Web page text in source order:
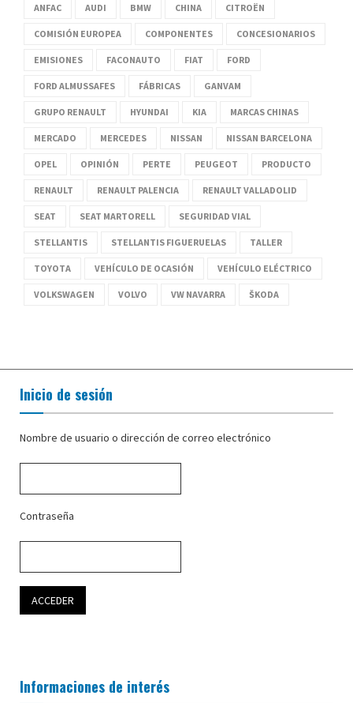
ANFAC AUDI BMW CHINA CITROËN
COMISIÓN EUROPEA COMPONENTES CONCESIONARIOS
EMISIONES FACONAUTO FIAT FORD
FORD ALMUSSAFES FÁBRICAS GANVAM
GRUPO RENAULT HYUNDAI KIA MARCAS CHINAS
MERCADO MERCEDES NISSAN NISSAN BARCELONA
OPEL OPINIÓN PERTE PEUGEOT PRODUCTO
RENAULT RENAULT PALENCIA RENAULT VALLADOLID
SEAT SEAT MARTORELL SEGURIDAD VIAL
STELLANTIS STELLANTIS FIGUERUELAS TALLER
TOYOTA VEHÍCULO DE OCASIÓN VEHÍCULO ELÉCTRICO
VOLKSWAGEN VOLVO VW NAVARRA ŠKODA
Inicio de sesión
Nombre de usuario o dirección de correo electrónico
Contraseña
Informaciones de interés